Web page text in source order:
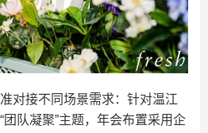
对接不同场景需求：针对温江
团队凝聚”主题，年会布置采用企